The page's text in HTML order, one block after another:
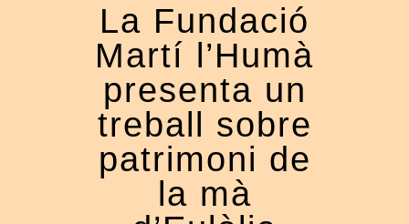
La Fundació
Martí l’Humà
presenta un
treball sobre
patrimoni de
la mà